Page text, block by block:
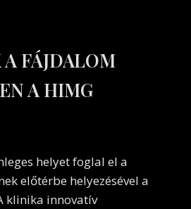
FÁJDALOM
A HIMG
helyet foglal el a
előtérbe helyezésével a
klinika innovatív